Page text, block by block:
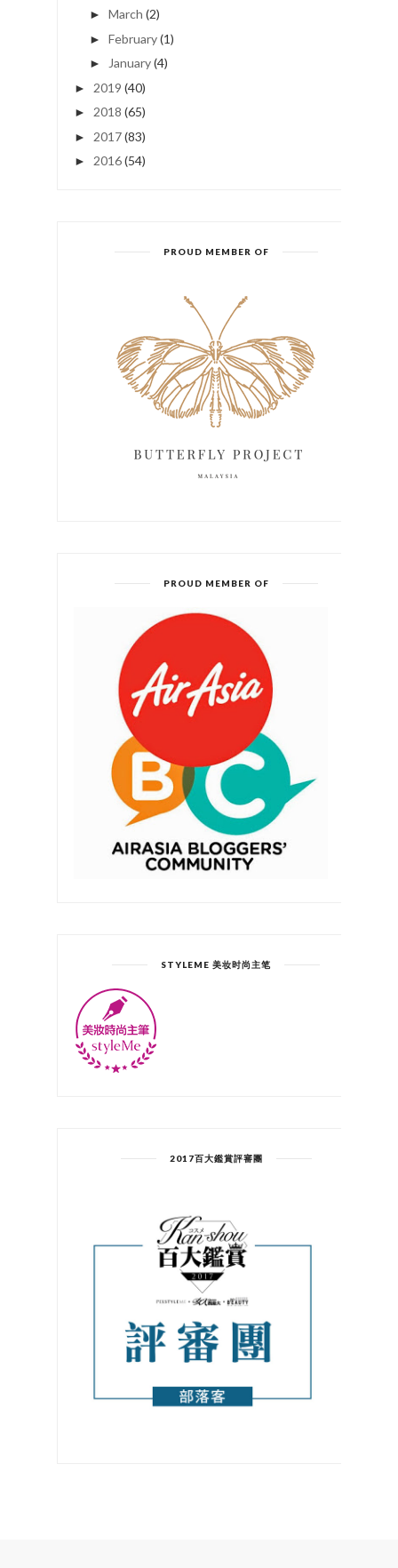
► March (2)
► February(1)
► January(4)
► 2019 (40)
► 2018 (65)
► 2017(83)
► 2016(54)
PROUD MEMBER OF
PROUD MEMBER OF
STYLEME 美妆时尚主笔
2017百大鑑賞評審團